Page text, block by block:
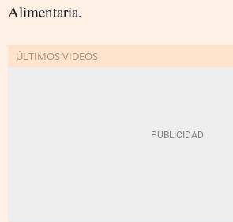
Alimentaria.